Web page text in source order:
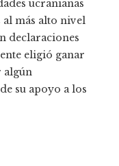
ucranianas
más alto nivel
declaraciones
eligió ganar
algún
su apoyo a los